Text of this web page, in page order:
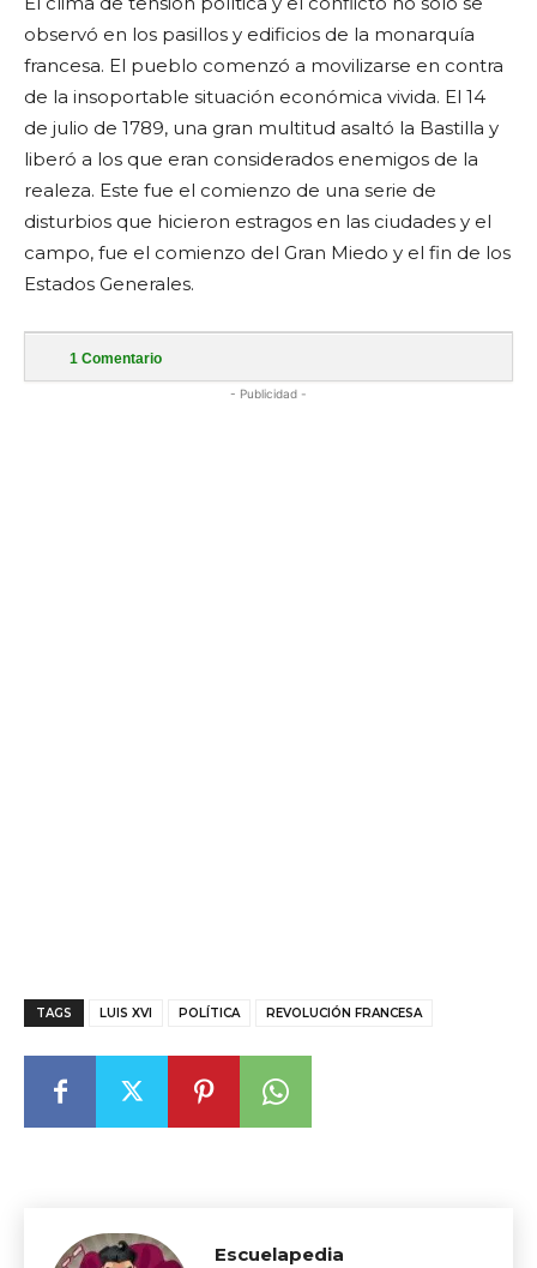
observó en los pasillos y edificios de la monarquía
francesa. El pueblo comenzó a movilizarse en contra
de la insoportable situación económica vivida. El 14
de julio de 1789, una gran multitud asaltó la Bastilla y
liberó a los que eran considerados enemigos de la
realeza. Este fue el comienzo de una serie de
disturbios que hicieron estragos en las ciudades y el
campo, fue el comienzo del Gran Miedo y el fin de los
Estados Generales.
1 Comentario
- Publicidad -
TAGS LUIS XVI POLÍTICA REVOLUCIÓN FRANCESA
Escuelapedia